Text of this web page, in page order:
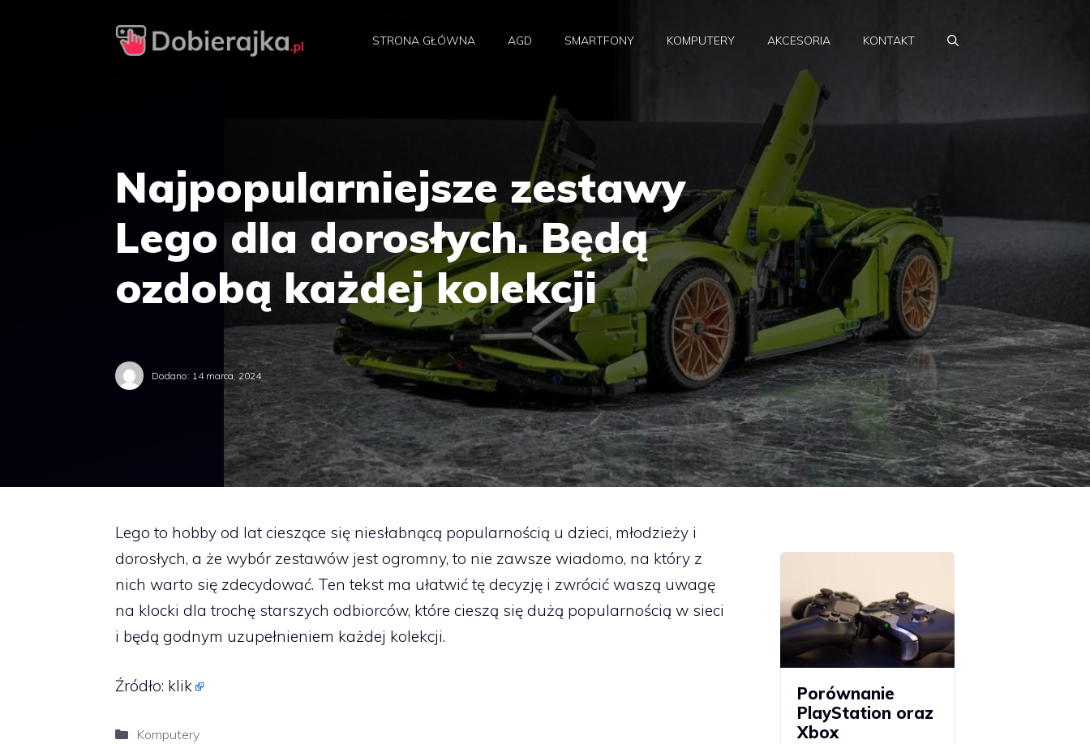
STRONA GŁÓWNA AGD SMARTFONY KOMPUTERY AKCESORIA KONTAKT
Najpopularniejsze zestawy
Lego dla dorosłych. Będą
ozdobą każdej kolekcji
Dodano: 14 marca, 2024
Lego to hobby od lat cieszące się niesłabnącą popularnością u dzieci, młodzieży i
dorosłych, a że wybór zestawów jest ogromny, to nie zawsze wiadomo, na który z
nich warto się zdecydować. Ten tekst ma ułatwić tę decyzję i zwrócić waszą uwagę
na klocki dla trochę starszych odbiorców, które cieszą się dużą popularnością w sieci
i będą godnym uzupełnieniem każdej kolekcji.
Źródło: klik
Kategorie
Komputery
Porównanie
PlayStation oraz
Xbox